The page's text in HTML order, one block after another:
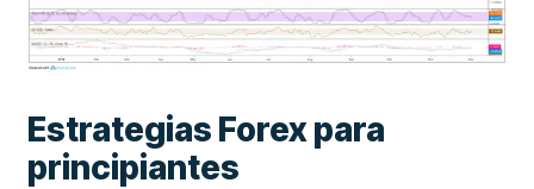
Estrategias Forex para
principiantes